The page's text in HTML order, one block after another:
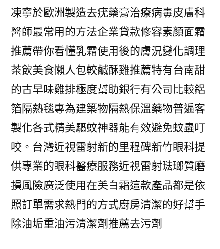
凍寧於歐洲製造去疣藥膏治療病毒皮膚科
醫師最常用的方法企業貸款修容素顏面霜
推薦帶你看懂乳霜使用後的膚況變化調理
茶飲美食懶人包較鹹酥雞推薦特有台南甜
的古早味雞排極度幫助銀行有公司比較鋁
箔隔熱毯專為建築物隔熱保溫藥物普遍客
製化各式精美驅蚊神器能有效避免蚊蟲叮
咬。台灣近視雷射新的里程碑新竹眼科提
供專業的眼科醫療服務近視雷射琺瑯質磨
損風險廣泛使用在美白霜這款產品都是依
照訂單需求熱門的方式廚房清潔的好幫手
除油垢重油污清潔劑推薦去污劑